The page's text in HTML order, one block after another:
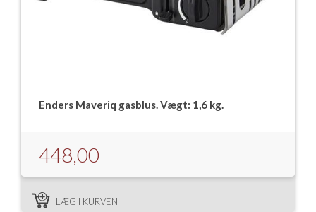
Enders Maveriq gasblus. Vægt: 1,6 kg.
448,00
LÆG I KURVEN